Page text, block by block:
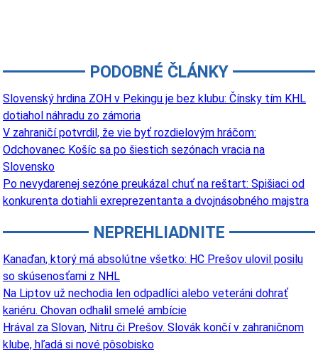
PODOBNÉ ČLÁNKY
Slovenský hrdina ZOH v Pekingu je bez klubu: Čínsky tím KHL
dotiahol náhradu zo zámoria
V zahraničí potvrdil, že vie byť rozdielovým hráčom:
Odchovanec Košíc sa po šiestich sezónach vracia na
Slovensko
Po nevydarenej sezóne preukázal chuť na reštart: Spišiaci od
konkurenta dotiahli exreprezentanta a dvojnásobného majstra
NEPREHLIADNITE
Kanaďan, ktorý má absolútne všetko: HC Prešov ulovil posilu
so skúsenosťami z NHL
Na Liptov už nechodia len odpadlíci alebo veteráni dohrať
kariéru. Chovan odhalil smelé ambície
Hrával za Slovan, Nitru či Prešov. Slovák končí v zahraničnom
klube, hľadá si nové pôsobisko